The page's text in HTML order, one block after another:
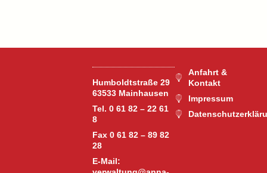
Humboldtstraße 29
63533 Mainhausen
Tel. 0 61 82 – 22 61
8
Fax 0 61 82 – 89 82
28
E-Mail:
Anfahrt &
Kontakt
Impressum